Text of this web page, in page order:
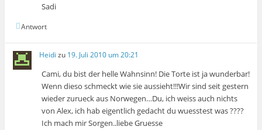
Sadi
Antwort
Heidi zu 19. Juli 2010 um 20:21
Cami, du bist der helle Wahnsinn! Die Torte ist ja wunderbar!
Wenn dieso schmeckt wie sie aussieht!!!Wir sind seit gestern
wieder zurueck aus Norwegen…Du, ich weiss auch nichts
von Alex, ich hab eigentlich gedacht du wuesstest was ????
Ich mach mir Sorgen..liebe Gruesse